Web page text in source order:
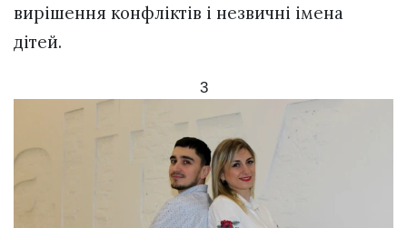
вирішення конфліктів і незвичні імена
дітей.
3